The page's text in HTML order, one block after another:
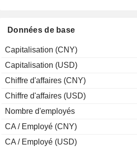
Données de base
Capitalisation (CNY)
Capitalisation (USD)
Chiffre d'affaires (CNY)
Chiffre d'affaires (USD)
Nombre d'employés
CA / Employé (CNY)
CA / Employé (USD)
2000
1998
1997
+33,26 %
+28,49 %